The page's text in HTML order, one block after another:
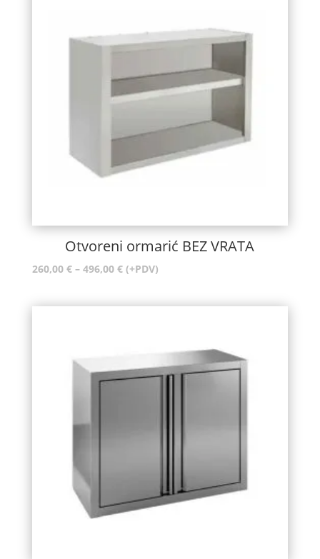
Otvoreni ormarić BEZ VRATA
260,00 € – 496,00 €Raspon
(+PDV)